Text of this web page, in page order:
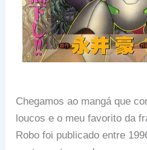
Chegamos ao mangá que
loucos e o meu favorito da
Robo foi publicado entre